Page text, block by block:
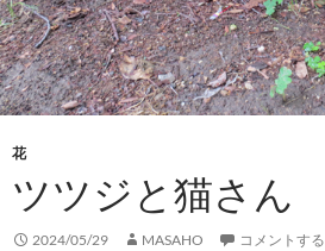
花
ツツジと猫さん
2024/05/29 MASAHO コメントする